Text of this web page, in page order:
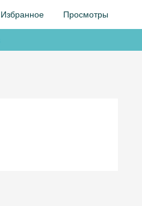
Избранное Просмотры